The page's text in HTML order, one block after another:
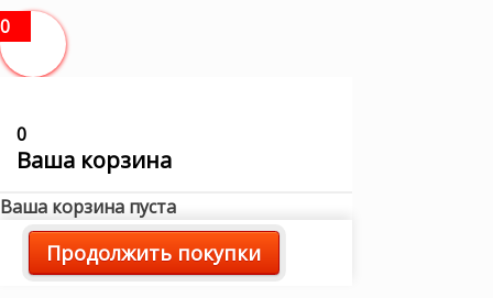
0
0
Ваша корзина
Ваша корзина пуста
Продолжить покупки